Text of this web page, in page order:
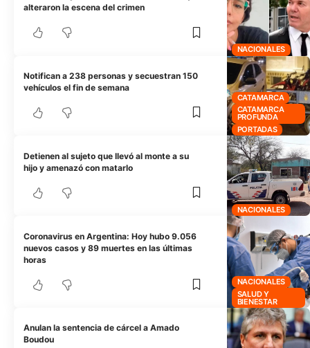
NACIONALES
alteraron la escena del crimen
CATAMARCA
CATAMARCA
PROFUNDA
PORTADAS
Notifican a 238 personas y secuestran 150
vehículos el fin de semana
NACIONALES
Detienen al sujeto que llevó al monte a su
hijo y amenazó con matarlo
NACIONALES
SALUD Y
BIENESTAR
Coronavirus en Argentina: Hoy hubo 9.056
nuevos casos y 89 muertes en las últimas
horas
Anulan la sentencia de cárcel a Amado
Boudou